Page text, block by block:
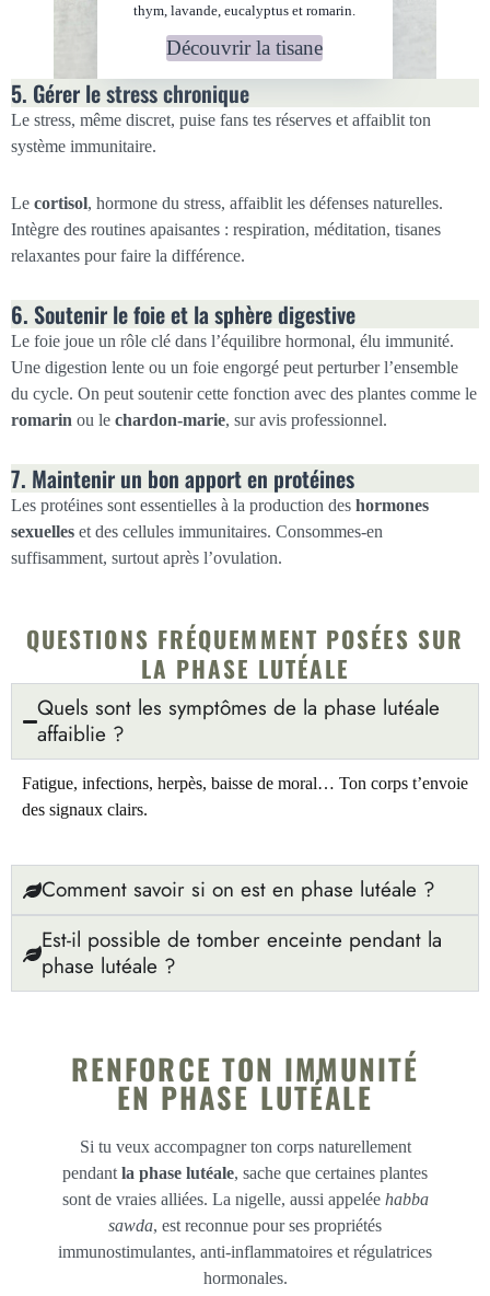
thym, lavande, eucalyptus et romarin.
Découvrir la tisane
5. Gérer le stress chronique
Le stress, même discret, puise fans tes réserves et affaiblit ton
système immunitaire.
Le cortisol, hormone du stress, affaiblit les défenses naturelles.
Intègre des routines apaisantes : respiration, méditation, tisanes
relaxantes pour faire la différence.
6. Soutenir le foie et la sphère digestive
Le foie joue un rôle clé dans l’équilibre hormonal, élu immunité.
Une digestion lente ou un foie engorgé peut perturber l’ensemble
du cycle. On peut soutenir cette fonction avec des plantes comme le
romarin ou le chardon-marie, sur avis professionnel.
7. Maintenir un bon apport en protéines
Les protéines sont essentielles à la production des hormones
sexuelles et des cellules immunitaires. Consommes-en
suffisamment, surtout après l’ovulation.
QUESTIONS FRÉQUEMMENT POSÉES SUR
LA PHASE LUTÉALE
Quels sont les symptômes de la phase lutéale
affaiblie ?
Fatigue, infections, herpès, baisse de moral… Ton corps t’envoie
des signaux clairs.
Comment savoir si on est en phase lutéale ?
Est-il possible de tomber enceinte pendant la
phase lutéale ?
RENFORCE TON IMMUNITÉ
EN PHASE LUTÉALE
Si tu veux accompagner ton corps naturellement
pendant la phase lutéale, sache que certaines plantes
sont de vraies alliées. La nigelle, aussi appelée habba
sawda, est reconnue pour ses propriétés
immunostimulantes, anti-inflammatoires et régulatrices
hormonales.